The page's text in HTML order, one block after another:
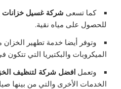
كما تسعى شركة غسيل خزانات
للحصول على مياه نقية.
وتوفر أيضا خدمة تطهير
الميكروبات والبكتيريا التي تتكون
وتعملافضل شركة لتنظيف
الخدمات الأخرى والتي من بينها